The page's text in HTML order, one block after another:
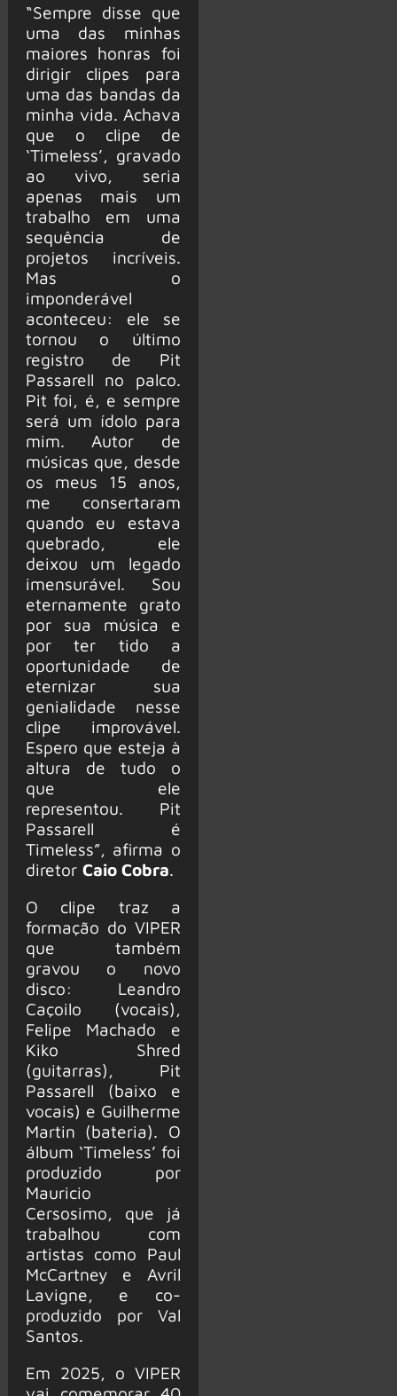
“Sempre disse que
uma das minhas
maiores honras foi
dirigir clipes para
uma das bandas da
minha vida. Achava
que o clipe de
‘Timeless’, gravado
ao vivo, seria
apenas mais um
trabalho em uma
sequência de
projetos incríveis.
Mas o
imponderável
aconteceu: ele se
tornou o último
registro de Pit
Passarell no palco.
Pit foi, é, e sempre
será um ídolo para
mim. Autor de
músicas que, desde
os meus 15 anos,
me consertaram
quando eu estava
quebrado, ele
deixou um legado
imensurável. Sou
eternamente grato
por sua música e
por ter tido a
oportunidade de
eternizar sua
genialidade nesse
clipe improvável.
Espero que esteja à
altura de tudo o
que ele
representou. Pit
Passarell é
Timeless”, afirma o
diretor Caio Cobra.
O clipe traz a
formação do VIPER
que também
gravou o novo
disco: Leandro
Caçoilo (vocais),
Felipe Machado e
Kiko Shred
(guitarras), Pit
Passarell (baixo e
vocais) e Guilherme
Martin (bateria). O
álbum ‘Timeless’ foi
produzido por
Mauricio
Cersosimo, que já
trabalhou com
artistas como Paul
McCartney e Avril
Lavigne, e co-
produzido por Val
Santos.
Em 2025, o VIPER